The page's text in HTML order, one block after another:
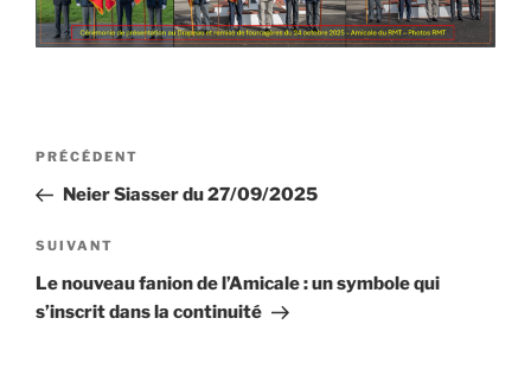
Navigation
l’article
Article
précédent
PRÉCÉDENT
Neier Siasser du 27/09/2025
Article
suivant
SUIVANT
Le nouveau fanion de l’Amicale : un symbole qui
s’inscrit dans la continuité